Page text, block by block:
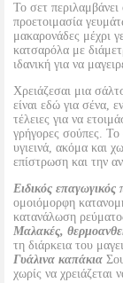
Το σετ περιλαμβάνει
προετοιμασία
μακαρονάδες μέχρι
κατσαρόλα με
ιδανική για να
Χρειάζεσαι μια
είναι εδώ για σένα,
τέλειες για να
γρήγορες σούπες. Το
υγιεινά, ακόμα και
επίστρωση και την
Ειδικός
ομοιόμορφη
κατανάλωση
Μαλακές,
τη διάρκεια του
Γυάλινα καπάκια
χωρίς να χρειάζεται